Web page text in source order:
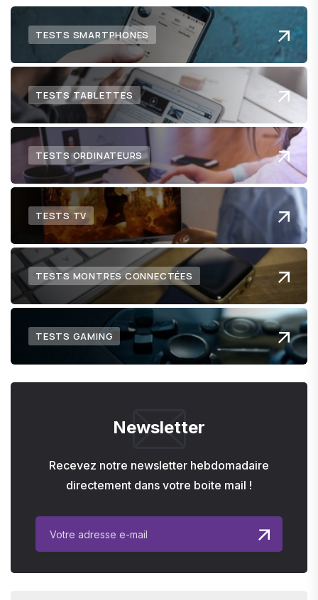
TESTS SMARTPHONES
TESTS TABLETTES
TESTS ORDINATEURS
TESTS TV
TESTS MONTRES CONNECTÉES
TESTS GAMING
Newsletter
Recevez notre newsletter hebdomadaire
directement dans votre boite mail !